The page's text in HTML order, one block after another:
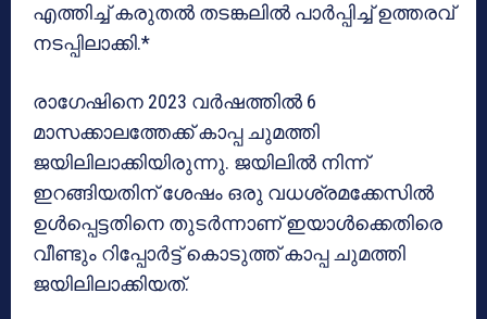
എത്തിച്ച് കരുതൽ തടങ്കലിൽ പാർപ്പിച്ച് ഉത്തരവ്
നടപ്പിലാക്കി.*
രാഗേഷിനെ 2023 വർഷത്തിൽ 6
മാസക്കാലത്തേക്ക് കാപ്പ ചുമത്തി
ജയിലിലാക്കിയിരുന്നു. ജയിലിൽ നിന്ന്
ഇറങ്ങിയതിന് ശേഷം ഒരു വധശ്രമക്കേസിൽ
ഉൾപ്പെട്ടതിനെ തുടർന്നാണ് ഇയാൾക്കെതിരെ
വീണ്ടും റിപ്പോർട്ട് കൊടുത്ത് കാപ്പ ചുമത്തി
ജയിലിലാക്കിയത്.